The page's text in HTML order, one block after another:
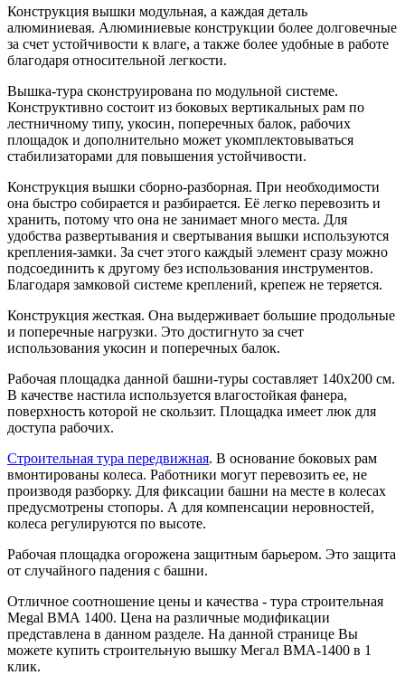
Конструкция вышки модульная, а каждая деталь
алюминиевая. Алюминиевые конструкции более долговечные
за счет устойчивости к влаге, а также более удобные в работе
благодаря относительной легкости.
Вышка-тура сконструирована по модульной системе.
Конструктивно состоит из боковых вертикальных рам по
лестничному типу, укосин, поперечных балок, рабочих
площадок и дополнительно может укомплектовываться
стабилизаторами для повышения устойчивости.
Конструкция вышки сборно-разборная. При необходимости
она быстро собирается и разбирается. Её легко перевозить и
хранить, потому что она не занимает много места. Для
удобства развертывания и свертывания вышки используются
крепления-замки. За счет этого каждый элемент сразу можно
подсоединить к другому без использования инструментов.
Благодаря замковой системе креплений, крепеж не теряется.
Конструкция жесткая. Она выдерживает большие продольные
и поперечные нагрузки. Это достигнуто за счет
использования укосин и поперечных балок.
Рабочая площадка данной башни-туры составляет 140х200 см.
В качестве настила используется влагостойкая фанера,
поверхность которой не скользит. Площадка имеет люк для
доступа рабочих.
Строительная тура передвижная. В основание боковых рам
вмонтированы колеса. Работники могут перевозить ее, не
производя разборку. Для фиксации башни на месте в колесах
предусмотрены стопоры. А для компенсации неровностей,
колеса регулируются по высоте.
Рабочая площадка огорожена защитным барьером. Это защита
от случайного падения с башни.
Отличное соотношение цены и качества - тура строительная
Megal ВМА 1400. Цена на различные модификации
представлена в данном разделе. На данной странице Вы
можете купить строительную вышку Мегал ВМА-1400 в 1
клик.